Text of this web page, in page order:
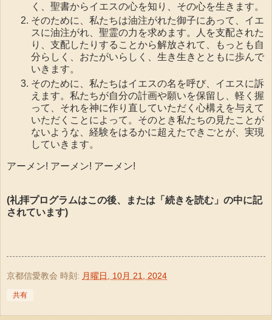
く、聖書からイエスの心を知り、その心を生きます。
そのために、私たちは油注がれた御子にあって、イエ
スに油注がれ、聖霊の力を求めます。人を支配された
り、支配したりすることから解放されて、もっとも自
分らしく、おたがいらしく、生き生きとともに歩んで
いきます。
そのために、私たちはイエスの名を呼び、イエスに訴
えます。私たちが自分の計画や願いを保留し、軽く握
って、それを神に作り直していただく心構えを与えて
いただくことによって。そのとき私たちの見たことが
ないような、経験をはるかに超えたできごとが、実現
していきます。
アーメン! アーメン! アーメン!
(礼拝プログラムはこの後、または「続きを読む」の中に記
されています)
京都信愛教会 時刻: 月曜日, 10月 21, 2024
共有